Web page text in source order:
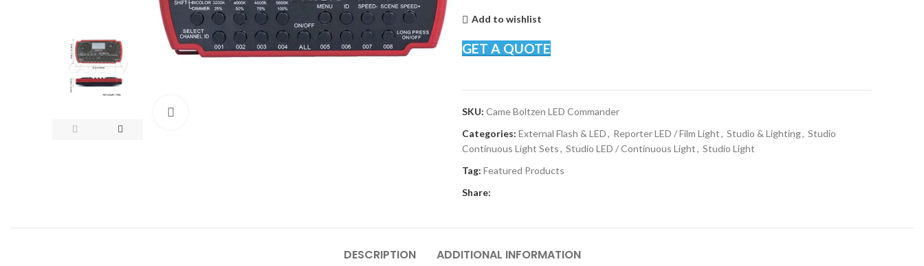
Add to wishlist
GET A QUOTE
SKU: Came Boltzen LED Commander
Categories: External Flash & LED, Reporter LED / Film Light, Studio & Lighting, Studio
Continuous Light Sets, Studio LED / Continuous Light, Studio Light
Tag: Featured Products
Share:
DESCRIPTION ADDITIONAL INFORMATION